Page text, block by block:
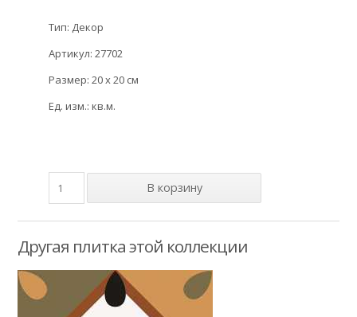
Тип: Декор
Артикул: 27702
Размер: 20 x 20 см
Ед. изм.: кв.м.
Другая плитка этой коллекции